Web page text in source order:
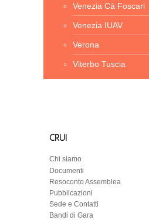
Venezia Cà Foscari
Venezia IUAV
Verona
Viterbo Tuscia
CRUI
Chi siamo
Documenti
Resoconto Assemblea
Pubblicazioni
Sede e Contatti
Bandi di Gara